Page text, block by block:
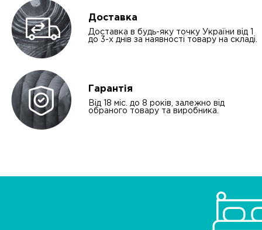
Доставка
Доставка в будь-яку точку України від 1
до 3-х днів за наявності товару на складі.
Гарантія
Від 18 міс. до 8 років, залежно від
обраного товару та виробника.